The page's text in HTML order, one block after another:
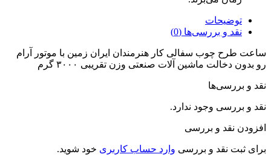
توضیحات
نقد و بررسی‌ها (0)
ساعت طرح چوب سفالی کار هنرمندان ایران زمین با موتور آرام
رو بدون دخالت ماشین آلات صنعتی وزن تقریبی ۳۰۰۰ گرم
نقد و بررسی‌ها
نقد و بررسی وجود ندارد.
افزودن نقد و بررسی
برای ثبت نقد و بررسی وارد حساب کاربری خود شوید.